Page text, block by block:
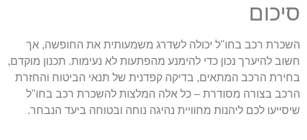
רכב בחו"ל יכולה לשדרג משמעותית את החופשה, אך
להיערך נכון כדי להימנע מהפתעות לא נעימות. תכנון מוקדם,
הרכב המתאים, בדיקה קפדנית של תנאי הביטוח והחזרת
בצורה מסודרת – כל אלה המלצות להשכרת רכב בחו"ל
לכם ליהנות מחוויית נהיגה נוחה ובטוחה ביעד הנבחר.